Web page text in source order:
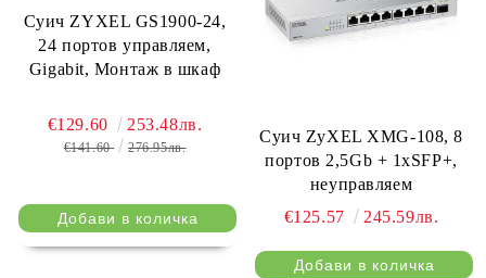
Суич ZYXEL GS1900-24,
24 портов управляем,
Gigabit, Монтаж в шкаф
€129.60 253.48лв.
€141.60 276.95лв.
Суич ZyXEL XMG-108, 8
портов 2,5Gb + 1xSFP+,
неуправляем
€125.57
245.59лв.